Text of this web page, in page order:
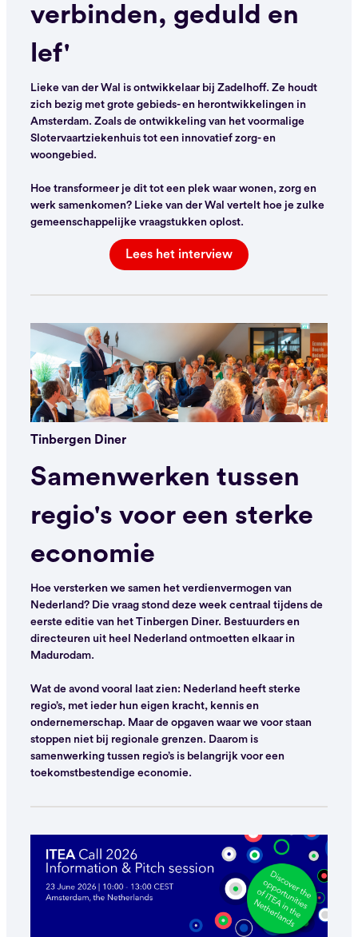
verbinden, geduld en
lef'
Lieke van der Wal is ontwikkelaar bij Zadelhoff. Ze houdt
zich bezig met grote gebieds- en herontwikkelingen in
Amsterdam. Zoals de ontwikkeling van het voormalige
Slotervaartziekenhuis tot een innovatief zorg- en
woongebied.
Hoe transformeer je dit tot een plek waar wonen, zorg en
werk samenkomen? Lieke van der Wal vertelt hoe je zulke
gemeenschappelijke vraagstukken oplost.
Lees het interview
Tinbergen Diner
Samenwerken tussen
regio's voor een sterke
economie
Hoe versterken we samen het verdienvermogen van
Nederland? Die vraag stond deze week centraal tijdens de
eerste editie van het Tinbergen Diner. Bestuurders en
directeuren uit heel Nederland ontmoetten elkaar in
Madurodam.
Wat de avond vooral laat zien: Nederland heeft sterke
regio’s, met ieder hun eigen kracht, kennis en
ondernemerschap. Maar de opgaven waar we voor staan
stoppen niet bij regionale grenzen. Daarom is
samenwerking tussen regio’s is belangrijk voor een
toekomstbestendige economie.